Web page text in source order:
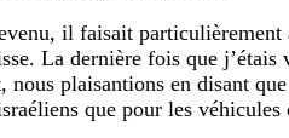
il faisait particulièrement
La dernière fois que
nous plaisantions en disant
que pour les